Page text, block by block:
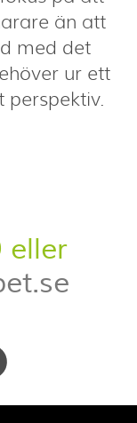
än att
med det
ur ett
perspektiv.
eller